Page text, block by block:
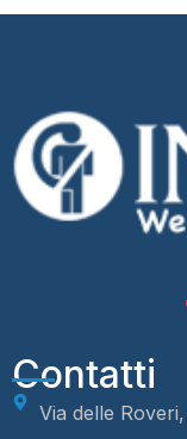
Contatti
Via delle